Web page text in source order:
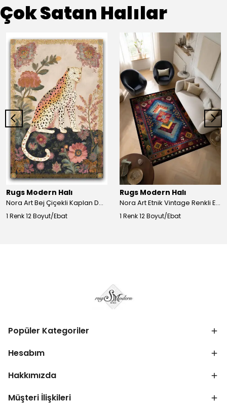
Çok Satan Halılar
Rugs Modern Halı
Nora Art Bej Çiçekli Kaplan Desenli Dokuma Taban Dekoratif Salon Halısı 61
1 Renk 12 Boyut/Ebat
Rugs Modern Halı
Nora Art Etnik Vintage Renkli Eskitme Dokuma Taban Dekoratif Salon Halısı 63
1 Renk 12 Boyut/Ebat
Popüler Kategoriler
Hesabım
Hakkımızda
Müşteri İlişkileri